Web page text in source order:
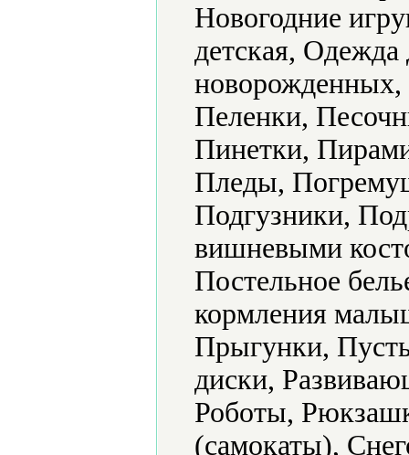
Новогодние
детская,
Пеленки,
Пинетки,
Пледы,
Подгузники,
вишневыми
Постельное
кормления
Прыгунки,
диски,
Роботы,
(самокаты),